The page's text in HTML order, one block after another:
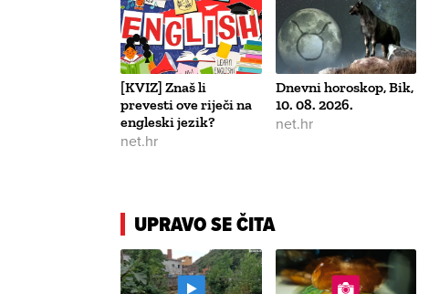
[KVIZ] Znaš li
prevesti ove riječi na
engleski jezik?
net.hr
Dnevni horoskop, Bik,
10. 08. 2026.
net.hr
UPRAVO SE ČITA